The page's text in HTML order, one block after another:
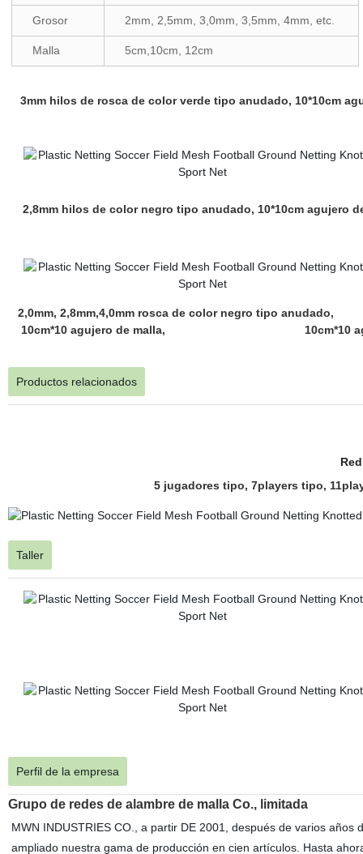
Grosor 2mm, 2,5mm, 3,0mm, 3,5mm, 4mm, etc.
Malla 5cm,10cm, 12cm
3mm hilos de rosca de color verde tipo anudado,
2,8mm hilos de color negro tipo anudado, 10*10cm
2,0mm, 2,8mm,4,0mm rosca de color negro tipo
10cm*10 agujero de malla, 10cm*10
Productos relacionados
5 jugadores tipo, 7players tipo,
Taller
Perfil de la empresa
Grupo de redes de alambre de malla Co., limitada
MWN INDUSTRIES CO., a partir DE 2001, después de varios
ampliado nuestra gama de producción en cien artículos. Hasta